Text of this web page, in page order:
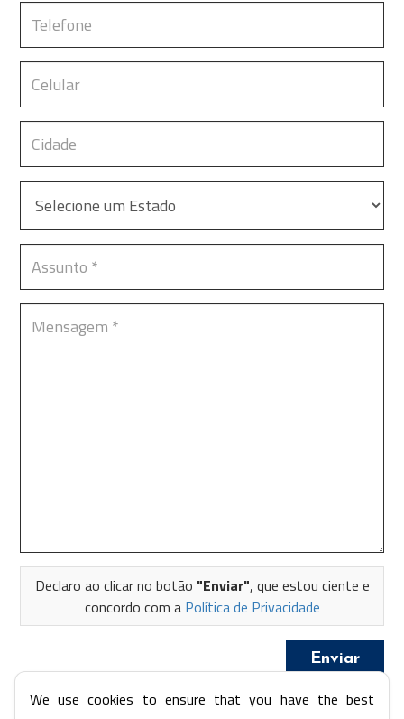
Declaro ao clicar no botão "Enviar", que estou ciente e
concordo com a Política de Privacidade
We use cookies to ensure that you have the best